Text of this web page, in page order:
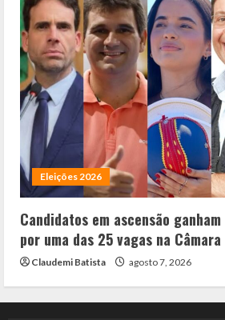
Eleições 2026
Candidatos em ascensão
por uma das 25 vagas na
Claudemi Batista agosto 7, 2026